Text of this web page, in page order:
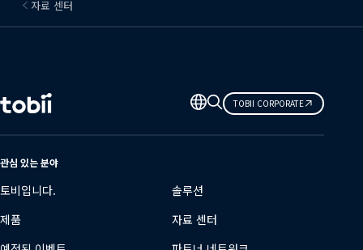
자료 센터
언
어
변
TOBII CORPORATE
관심 있는 분야
토비입니다.
솔루션
제품
자료 센터